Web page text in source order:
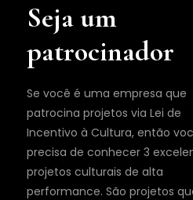
Seja um
patrocinador
Se você é uma empresa que
patrocina projetos via Lei de
Incentivo à Cultura, então
precisa de conhecer 3
projetos culturais de alta
performance. São projetos